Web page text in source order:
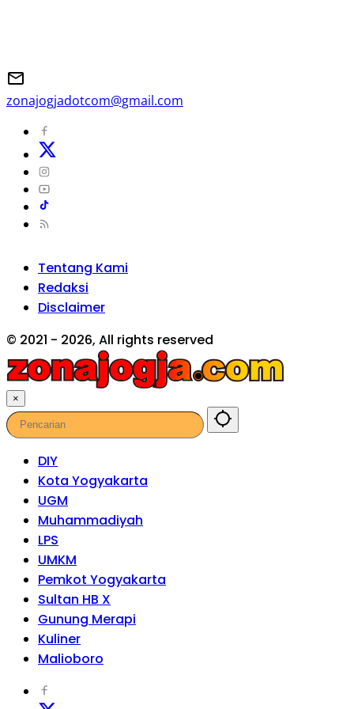
zonajogjadotcom@gmail.com
Tentang Kami
Redaksi
Disclaimer
© 2021 - 2026, All rights reserved
×
DIY
Kota Yogyakarta
UGM
Muhammadiyah
LPS
UMKM
Pemkot Yogyakarta
Sultan HB X
Gunung Merapi
Kuliner
Malioboro